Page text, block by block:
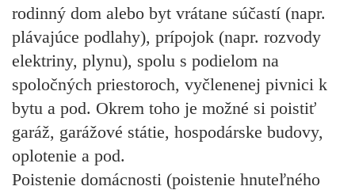
rodinný dom alebo byt vrátane súčastí (napr.
plávajúce podlahy), prípojok (napr. rozvody
elektriny, plynu), spolu s podielom na
spoločných priestoroch, vyčlenenej pivnici k
bytu a pod. Okrem toho je možné si poistiť
garáž, garážové státie, hospodárske budovy,
oplotenie a pod.
Poistenie domácnosti (poistenie hnuteľného